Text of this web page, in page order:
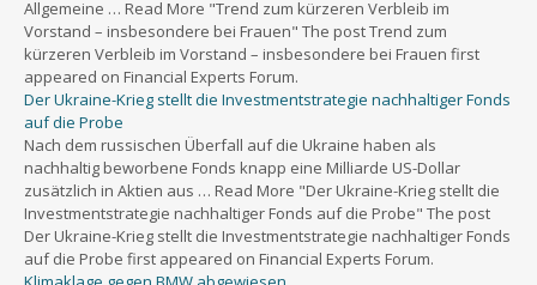
Allgemeine … Read More "Trend zum kürzeren Verbleib im
Vorstand – insbesondere bei Frauen" The post Trend zum
kürzeren Verbleib im Vorstand – insbesondere bei Frauen first
appeared on Financial Experts Forum.
Der Ukraine-Krieg stellt die Investmentstrategie nachhaltiger Fonds
auf die Probe
Nach dem russischen Überfall auf die Ukraine haben als
nachhaltig beworbene Fonds knapp eine Milliarde US-Dollar
zusätzlich in Aktien aus … Read More "Der Ukraine-Krieg stellt die
Investmentstrategie nachhaltiger Fonds auf die Probe" The post
Der Ukraine-Krieg stellt die Investmentstrategie nachhaltiger Fonds
auf die Probe first appeared on Financial Experts Forum.